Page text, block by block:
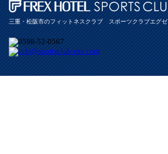
三重・松阪市のフィットネスクラブ スポーツクラブエグゼ